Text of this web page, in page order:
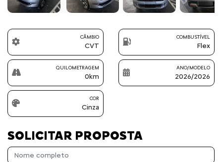
CÂMBIO
CVT
COMBUSTÍVEL
Flex
QUILOMETRAGEM
0km
ANO/MODELO
2026/2026
COR
Cinza
SOLICITAR PROPOSTA